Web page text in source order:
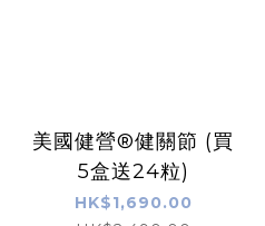
美國健營®健關節 (買
5盒送24粒)
HK$1,690.00